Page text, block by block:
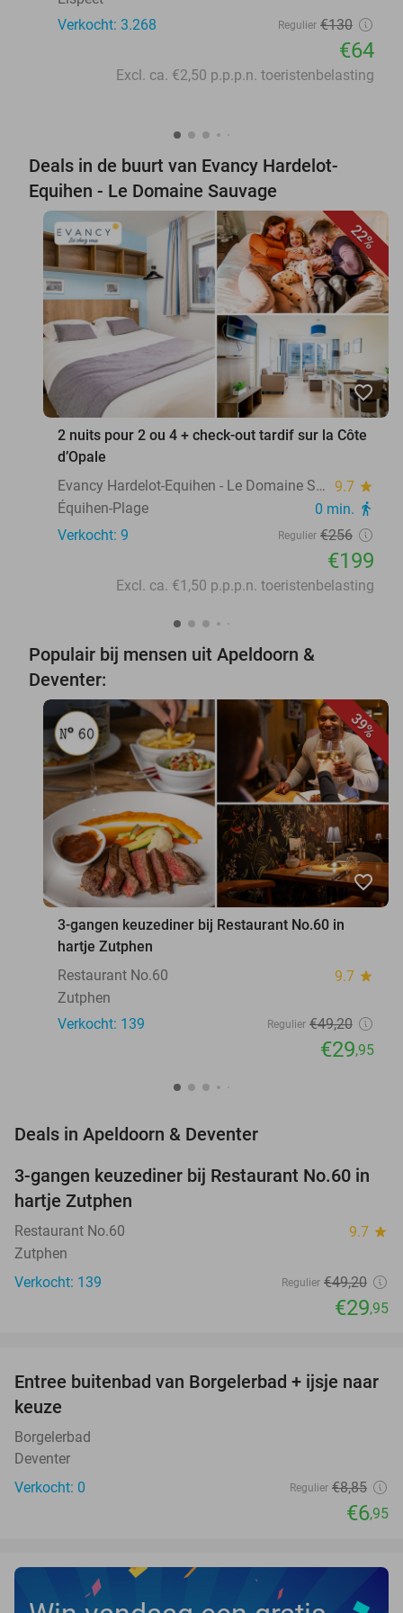
Verkocht: 3.268
Regulier €130
€64
Excl. ca. €2,50 p.p.p.n. toeristenbelasting
Deals in de buurt van Evancy Hardelot-
Equihen - Le Domaine Sauvage
22%
favorite_border
2 nuits pour 2 ou 4 + check-out tardif sur la Côte
d’Opale
Evancy Hardelot-Equihen - Le Domaine Sauvage 9.7 star
Équihen-Plage 0 min. directions_walk
Verkocht: 9 Regulier €256
€199
Excl. ca. €1,50 p.p.p.n. toeristenbelasting
Populair bij mensen uit Apeldoorn &
Deventer:
39%
favorite_border
3-gangen keuzediner bij Restaurant No.60 in
hartje Zutphen
Restaurant No.60
9.7 star
Zutphen
Verkocht: 139
Regulier €49,20
€29,95
Deals in Apeldoorn & Deventer
39%
3-gangen keuzediner bij Restaurant No.60 in
hartje Zutphen
Restaurant No.60 9.7 star
Zutphen
Verkocht: 139
Regulier €49,20
€29,95
21%
TODAY
Entree buitenbad van Borgelerbad + ijsje naar
keuze
Borgelerbad
Deventer
Verkocht: 0
Regulier €8,85
€6,95